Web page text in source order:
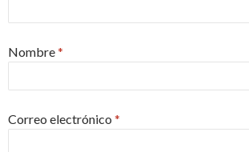
Nombre*
Correo electrónico *